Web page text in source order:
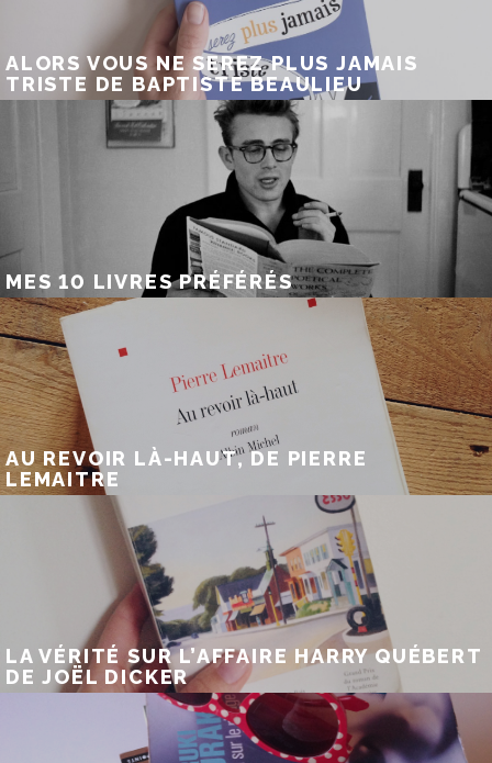
ALORS VOUS NE SEREZ PLUS JAMAIS
TRISTE DE BAPTISTE BEAULIEU
MES 10 LIVRES PRÉFÉRÉS
AU REVOIR LÀ-HAUT, DE PIERRE
LEMAITRE
LA VÉRITÉ SUR L’AFFAIRE HARRY QUÉBERT
DE JOËL DICKER